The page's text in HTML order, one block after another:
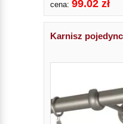
cena: 99.02 zł
Karnisz